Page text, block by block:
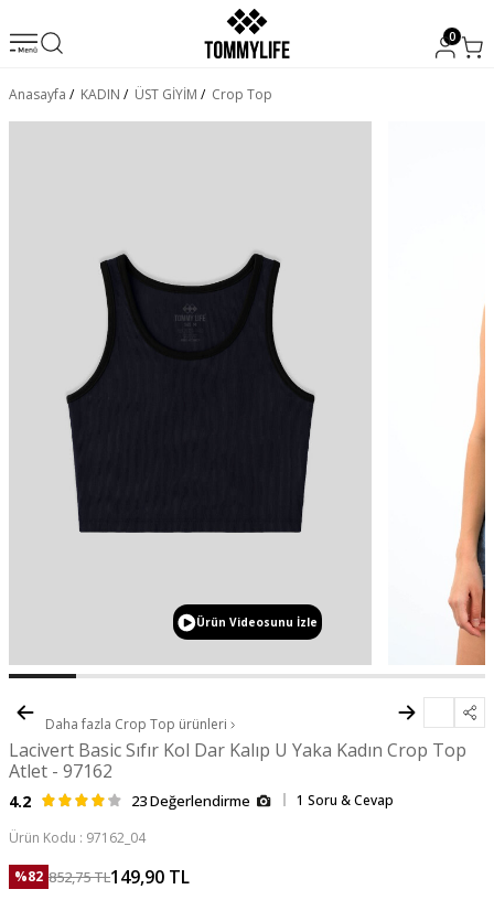
0
Anasayfa / KADIN / ÜST GİYİM / Crop Top
Ürün Videosunu İzle
Daha fazla Crop Top ürünleri
Lacivert Basic Sıfır Kol Dar Kalıp U Yaka Kadın Crop Top
Atlet - 97162
4.2 23 Değerlendirme
1 Soru & Cevap
Ürün Kodu : 97162_04
%82 852,75TL149,90 TL